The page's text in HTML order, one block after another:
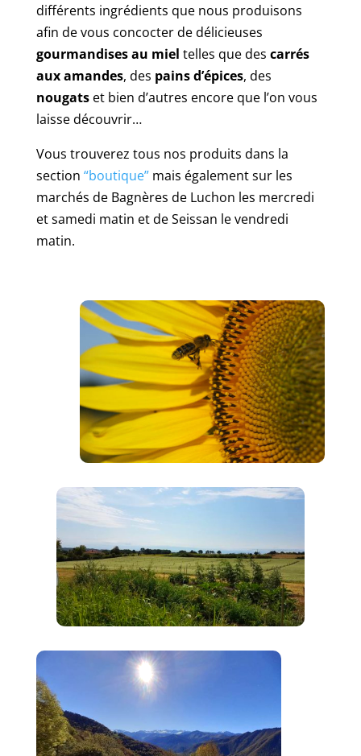
différents ingrédients que nous produisons
afin de vous concocter de délicieuses
gourmandises au miel telles que des carrés
aux amandes, des pains d’épices, des
nougatset bien d’autres encore que l’on vous
laisse découvrir…
Vous trouverez tous nos produits dans la
section “boutique”mais également sur les
marchés de Bagnères de Luchon les mercredi
et samedi matin et de Seissan le vendredi
matin.